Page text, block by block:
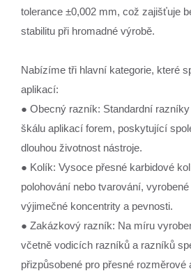
tolerance ±0,002 mm, což zajišťuje
stabilitu při hromadné výrobě.
Nabízíme tři hlavní kategorie, které
aplikací:
● Obecný razník: Standardní
škálu aplikací forem, poskytující
dlouhou životnost nástroje.
● Kolík: Vysoce přesné karbidové
polohování nebo tvarování,
výjimečné koncentrity a pevnosti.
● Zakázkový razník: Na míru
včetně vodicích razníků a razníků
přizpůsobené pro přesné rozměrové